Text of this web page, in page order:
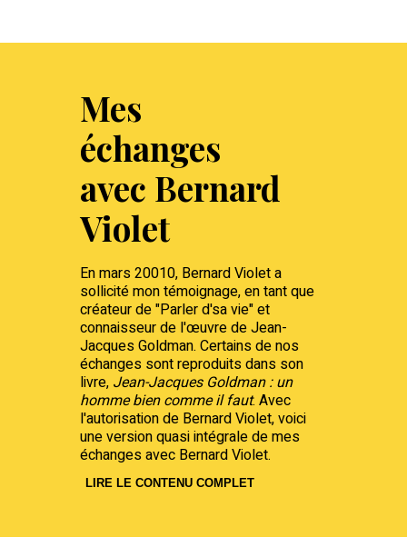
Mes
échanges
avec Bernard
Violet
En mars 20010, Bernard Violet a
sollicité mon témoignage, en tant que
créateur de "Parler d'sa vie" et
connaisseur de l'œuvre de Jean-
Jacques Goldman. Certains de nos
échanges sont reproduits dans son
livre, Jean-Jacques Goldman : un
homme bien comme il faut. Avec
l'autorisation de Bernard Violet, voici
une version quasi intégrale de mes
échanges avec Bernard Violet.
LIRE LE CONTENU COMPLET